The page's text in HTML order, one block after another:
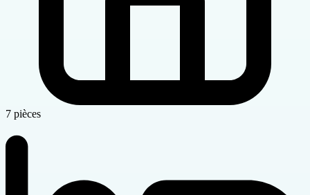
7 pièces